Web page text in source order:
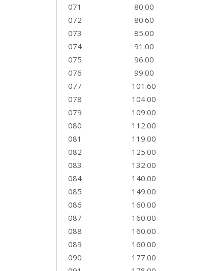
071
80.00
072
80.60
073
85.00
074
91.00
075
96.00
076
99.00
077
101.60
078
104.00
079
109.00
080
112.00
081
119.00
082
125.00
083
132.00
084
140.00
085
149.00
086
160.00
087
160.00
088
160.00
089
160.00
090
177.00